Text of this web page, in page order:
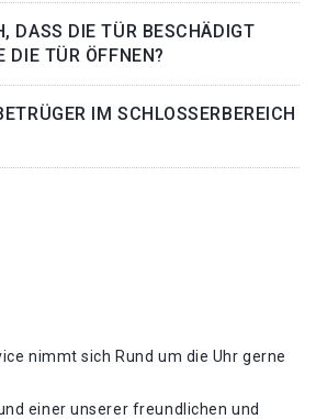
DASS DIE TÜR BESCHÄDIGT
DIE TÜR ÖFFNEN?
IM SCHLOSSERBEREICH
nimmt sich Rund um die Uhr gerne
einer unserer freundlichen und